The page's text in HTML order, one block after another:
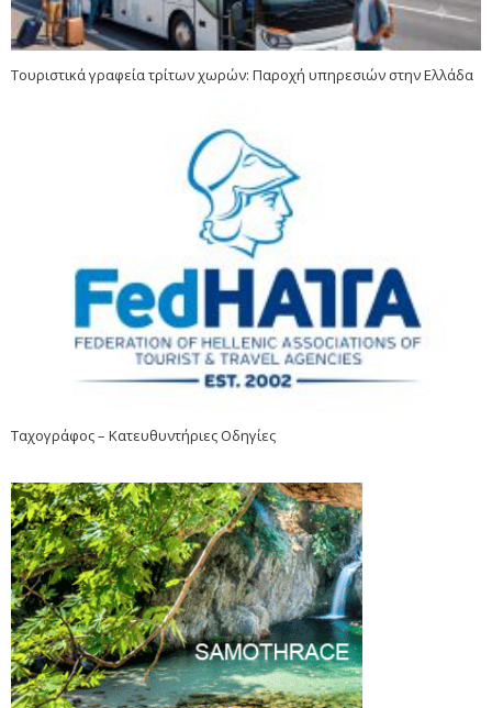
Τουριστικά γραφεία τρίτων χωρών: Παροχή υπηρεσιών στην Ελλάδα
Ταχογράφος – Κατευθυντήριες Οδηγίες